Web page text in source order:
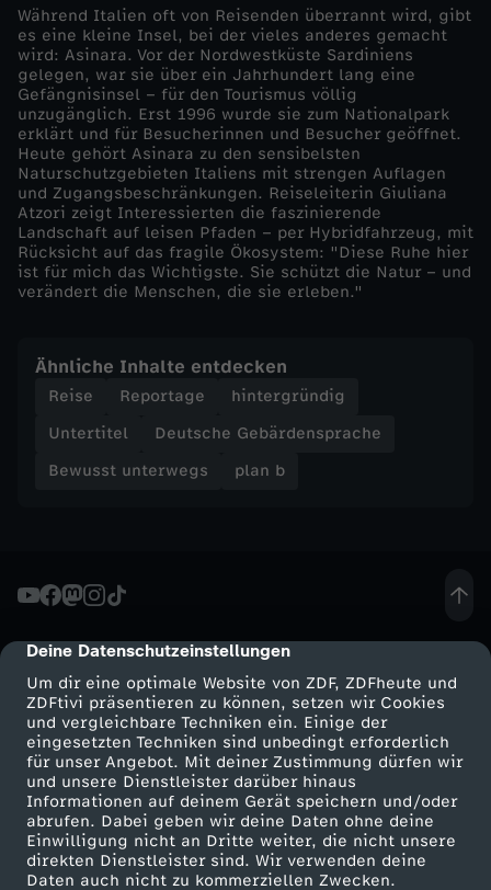
cmp-dialog-description
Deine Datenschutzeinstellungen
Um dir eine optimale Website von ZDF, ZDFheute und
ZDFtivi präsentieren zu können, setzen wir Cookies
und vergleichbare Techniken ein. Einige der
eingesetzten Techniken sind unbedingt erforderlich
für unser Angebot. Mit deiner Zustimmung dürfen wir
und unsere Dienstleister darüber hinaus
Informationen auf deinem Gerät speichern und/oder
abrufen. Dabei geben wir deine Daten ohne deine
Einwilligung nicht an Dritte weiter, die nicht unsere
direkten Dienstleister sind. Wir verwenden deine
Daten auch nicht zu kommerziellen Zwecken.
e
r
i
n
d
e
U
r
u
b
Während Italien oft von Reisenden überrannt wird, gibt
es eine kleine Insel, bei der vieles anderes gemacht
wird: Asinara. Vor der Nordwestküste Sardiniens
gelegen, war sie über ein Jahrhundert lang eine
Gefängnisinsel – für den Tourismus völlig
unzugänglich. Erst 1996 wurde sie zum Nationalpark
erklärt und für Besucherinnen und Besucher geöffnet.
Heute gehört Asinara zu den sensibelsten
Naturschutzgebieten Italiens mit strengen Auflagen
und Zugangsbeschränkungen. Reiseleiterin Giuliana
Atzori zeigt Interessierten die faszinierende
Landschaft auf leisen Pfaden – per Hybridfahrzeug, mit
Rücksicht auf das fragile Ökosystem: "Diese Ruhe hier
ist für mich das Wichtigste. Sie schützt die Natur – und
verändert die Menschen, die sie erleben."
Ähnliche Inhalte entdecken
Reise Reportage
hintergründig
Untertitel
Deutsche Gebärdensprache
Bewusst unterwegs
plan b
Mehr ZDF
ZDF-Apps
Smart TV
ZDFtext
Service
ZDFmitreden
Kontakt zum ZDF
Tickets